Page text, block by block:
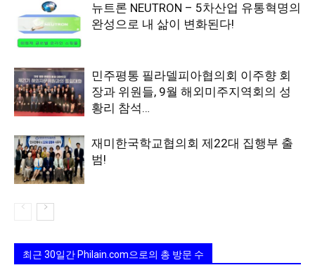
뉴트론 NEUTRON – 5차산업 유통혁명의
완성으로 내 삶이 변화된다!
민주평통 필라델피아협의회 이주향 회
장과 위원들, 9월 해외미주지역회의 성
황리 참석…
재미한국학교협의회 제22대 집행부 출
범!
최근 30일간 Philain.com으로의 총 방문 수